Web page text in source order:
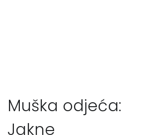
Muška odjeća:
Jakne